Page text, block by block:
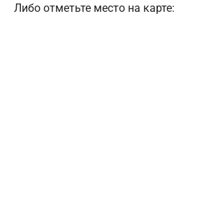
Либо отметьте место на карте: